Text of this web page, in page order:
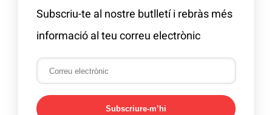
Subscriu-te al nostre butlletí i rebràs més
informació al teu correu electrònic
Subscriure-m’hi